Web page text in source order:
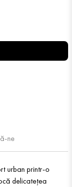
ne
urban printr-o
delicatețea